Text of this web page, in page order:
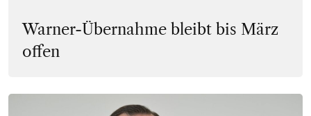
Warner-Übernahme bleibt bis März
offen